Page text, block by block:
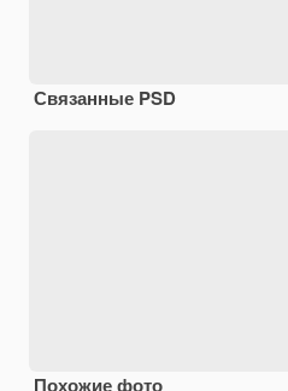
Связанные PSD
Похожие фото